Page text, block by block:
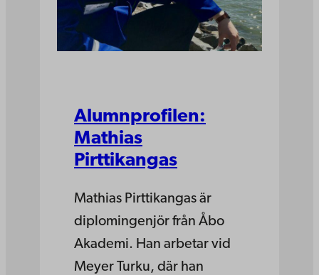
Alumnprofilen:
Mathias
Pirttikangas
Mathias Pirttikangas är
diplomingenjör från Åbo
Akademi. Han arbetar vid
Meyer Turku, där han